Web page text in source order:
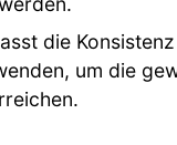
die
um die